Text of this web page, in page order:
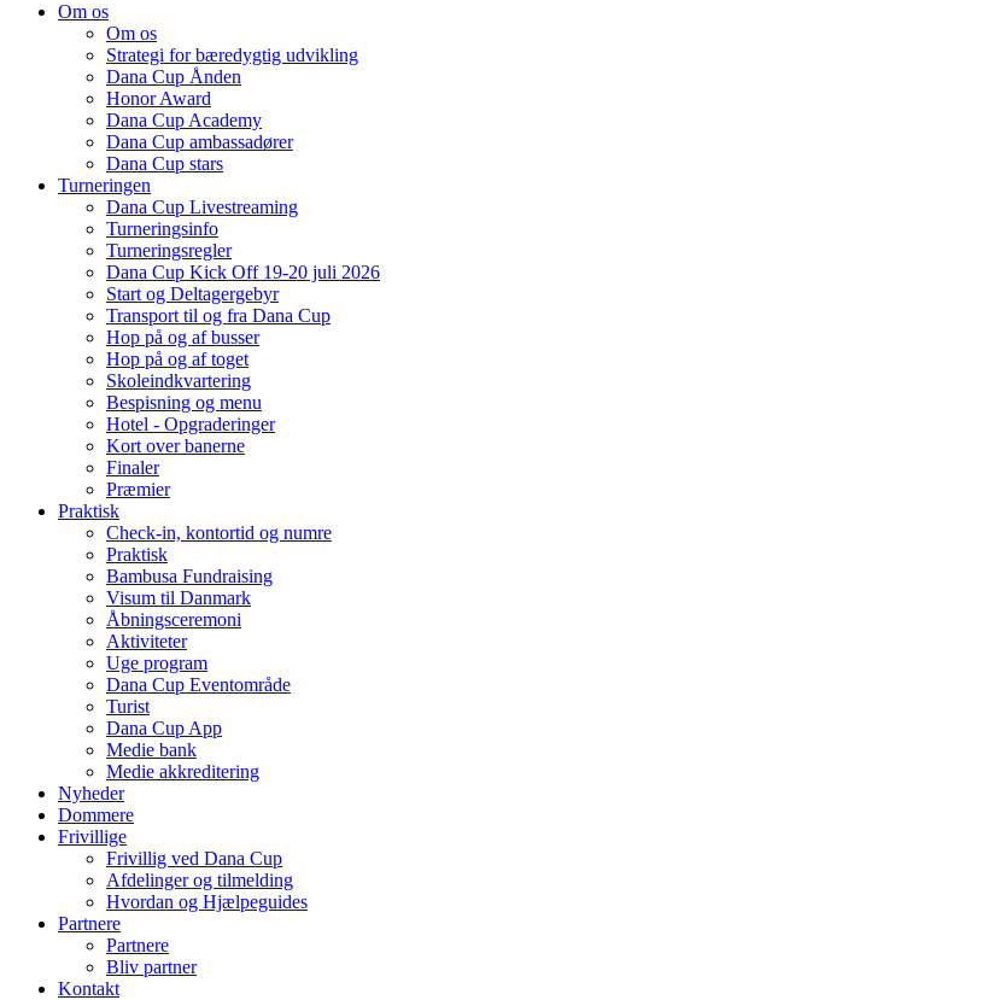
Om os
Om os
Strategi for bæredygtig udvikling
Dana Cup Ånden
Honor Award
Dana Cup Academy
Dana Cup ambassadører
Dana Cup stars
Turneringen
Dana Cup Livestreaming
Turneringsinfo
Turneringsregler
Dana Cup Kick Off 19-20 juli 2026
Start og Deltagergebyr
Transport til og fra Dana Cup
Hop på og af busser
Hop på og af toget
Skoleindkvartering
Bespisning og menu
Hotel - Opgraderinger
Kort over banerne
Finaler
Præmier
Praktisk
Check-in, kontortid og numre
Praktisk
Bambusa Fundraising
Visum til Danmark
Åbningsceremoni
Aktiviteter
Uge program
Dana Cup Eventområde
Turist
Dana Cup App
Medie bank
Medie akkreditering
Nyheder
Dommere
Frivillige
Frivillig ved Dana Cup
Afdelinger og tilmelding
Hvordan og Hjælpeguides
Partnere
Partnere
Bliv partner
Kontakt